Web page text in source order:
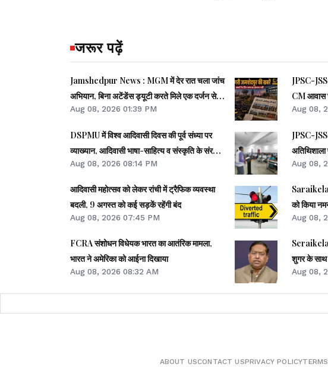
जरूर पढ़ें
Jamshedpur News : MGM में देर रात चला जांच
अभियान, बिना अटेंडेंस ड्यूटी करते मिले एक दर्जन से
अधिक कर्मचारी
Aug 08, 2026 01:39 PM
DSPMU में विश्व आदिवासी दिवस की पूर्व संध्या पर
व्याख्यान, आदिवासी भाषा-साहित्य व संस्कृति के संरक्षण
पर जोर
Aug 08, 2026 08:14 PM
आदिवासी महोत्सव को लेकर रांची में ट्रैफिक व्यवस्था
बदली, 9 अगस्त को कई सड़कें रहेंगी बंद
Aug 08, 2026 07:45 PM
FCRA संशोधन विधेयक भारत का आतंरिक मामला,
भारत ने अमेरिका को आईना दिखाया
Aug 08, 2026 08:32 AM
JPSC-
CM आवास
Aug 08,
JPSC-
Aug 08,
Saraikela:
को किया
Aug 08,
Seraikela
शुगर के साथ
Aug 08,
ABOUT USCONTACT USPRIVACY POLICY